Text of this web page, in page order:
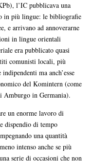
l’IC pubblicava una
in più lingue: le bibliografie
e arrivano ad annoverarne
in lingue orientali
era pubblicato quasi
comunisti locali, più
ma anch’esse
del Komintern (come
Amburgo in Germania).
un enorme lavoro di
dispendio di tempo
una quantità
intenso anche se più
serie di occasioni che non